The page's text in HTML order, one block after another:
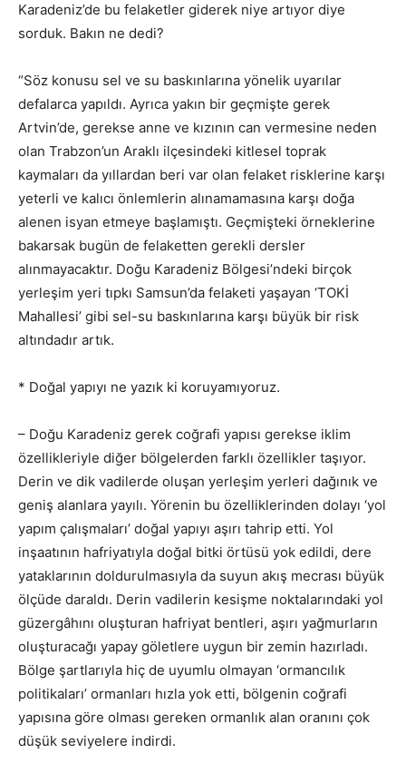
Karadeniz’de bu felaketler giderek niye artıyor diye
sorduk. Bakın ne dedi?
“Söz konusu sel ve su baskınlarına yönelik uyarılar
defalarca yapıldı. Ayrıca yakın bir geçmişte gerek
Artvin’de, gerekse anne ve kızının can vermesine neden
olan Trabzon’un Araklı ilçesindeki kitlesel toprak
kaymaları da yıllardan beri var olan felaket risklerine karşı
yeterli ve kalıcı önlemlerin alınamamasına karşı doğa
alenen isyan etmeye başlamıştı. Geçmişteki örneklerine
bakarsak bugün de felaketten gerekli dersler
alınmayacaktır. Doğu Karadeniz Bölgesi’ndeki birçok
yerleşim yeri tıpkı Samsun’da felaketi yaşayan ‘TOKİ
Mahallesi’ gibi sel-su baskınlarına karşı büyük bir risk
altındadır artık.
* Doğal yapıyı ne yazık ki koruyamıyoruz.
– Doğu Karadeniz gerek coğrafi yapısı gerekse iklim
özellikleriyle diğer bölgelerden farklı özellikler taşıyor.
Derin ve dik vadilerde oluşan yerleşim yerleri dağınık ve
geniş alanlara yayılı. Yörenin bu özelliklerinden dolayı ‘yol
yapım çalışmaları’ doğal yapıyı aşırı tahrip etti. Yol
inşaatının hafriyatıyla doğal bitki örtüsü yok edildi, dere
yataklarının doldurulmasıyla da suyun akış mecrası büyük
ölçüde daraldı. Derin vadilerin kesişme noktalarındaki yol
güzergâhını oluşturan hafriyat bentleri, aşırı yağmurların
oluşturacağı yapay göletlere uygun bir zemin hazırladı.
Bölge şartlarıyla hiç de uyumlu olmayan ‘ormancılık
politikaları’ ormanları hızla yok etti, bölgenin coğrafi
yapısına göre olması gereken ormanlık alan oranını çok
düşük seviyelere indirdi.